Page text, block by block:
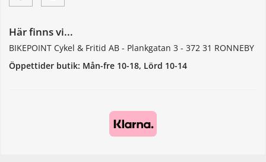
Här finns vi...
BIKEPOINT Cykel & Fritid AB - Plankgatan 3 - 372 31 RONNEBY
Öppettider butik: Mån-fre 10-18, Lörd 10-14